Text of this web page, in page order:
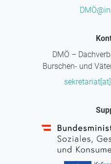
DMÖ –
Burschen- und